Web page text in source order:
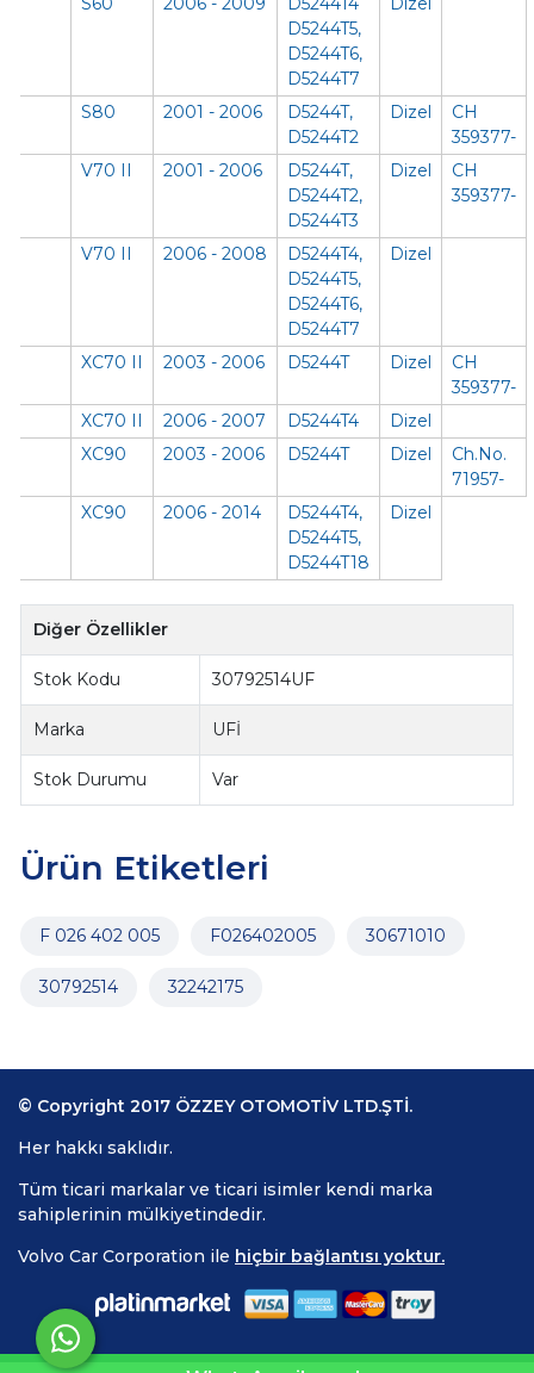
D5244T5,
D5244T6,
D5244T7
S80 2001 - 2006
D5244T,
D5244T2
Dizel
CH
359377-
V70 II
2001 - 2006
D5244T,
D5244T2,
D5244T3
Dizel
CH
359377-
V70 II 2006 - 2008
D5244T4,
D5244T5,
D5244T6,
D5244T7
Dizel
XC70 II 2003 - 2006 D5244T Dizel
CH
359377-
XC70 II
2006 - 2007 D5244T4
Dizel
XC90
2003 - 2006 D5244T Dizel
Ch.No.
71957-
XC90
2006 - 2014
D5244T4,
D5244T5,
D5244T18
Dizel
Diğer Özellikler
Stok Kodu 30792514UF
Marka UFİ
Stok Durumu Var
Ürün Etiketleri
F 026 402 005 F026402005 30671010
30792514 32242175
© Copyright 2017 ÖZZEY OTOMOTİV LTD.ŞTİ.
Her hakkı saklıdır.
Tüm ticari markalar ve ticari isimler kendi marka
sahiplerinin mülkiyetindedir.
Volvo Car Corporation ile hiçbir bağlantısı yoktur.